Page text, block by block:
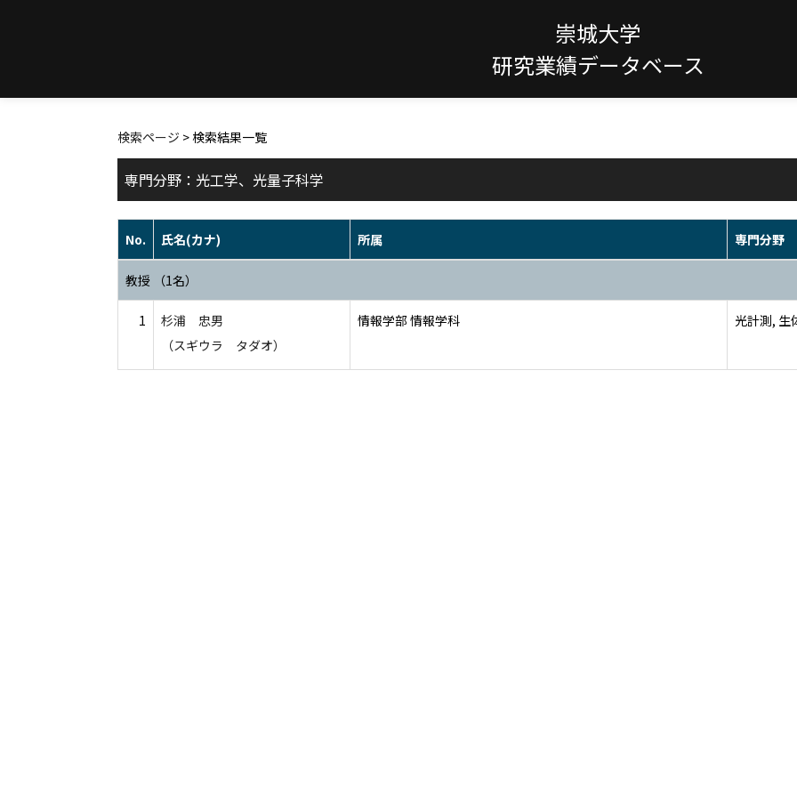
崇城大学
研究業績データベース
検索ページ > 検索結果一覧
専門分野：光工学、光量子科学
No. 氏名(カナ) 所属 専門分野
教授 （1名）
1
杉浦 忠男
（スギウラ タダオ）
情報学部 情報学科 光計測, 生